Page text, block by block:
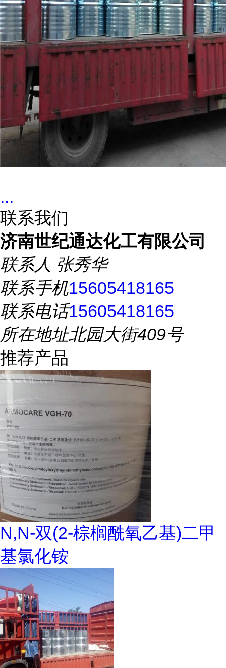
...
联系我们
济南世纪通达化工有限公司
联系人 张秀华
联系手机15605418165
联系电话15605418165
所在地址北园大街409号
推荐产品
N,N-双(2-棕榈酰氧乙基)二甲
基氯化铵